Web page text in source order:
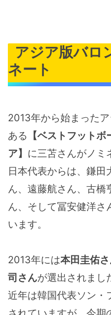
アジア版バロ
ネート
2013年から始まった
ある 【ベストフット
ア】 に三苫さんがノミ
日本代表からは、鎌田
ん、遠藤航さん、古橋
ん、そして冨安健洋さ
います。
2013年には本田圭佑
司さんが選出されまし
近年は韓国代表ソン・